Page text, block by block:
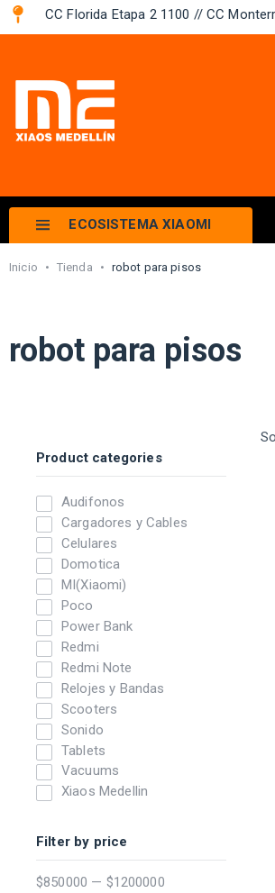
CC Florida Etapa 2 1100 // CC
ECOSISTEMA XIAOMI
Inicio • Tienda • robot para pisos
robot para pisos
Product categories
Audifonos
Cargadores y Cables
Celulares
Domotica
MI(Xiaomi)
Poco
Power Bank
Redmi
Redmi Note
Relojes y Bandas
Scooters
Sonido
Tablets
Vacuums
Xiaos Medellin
Filter by price
$850000 — $1200000